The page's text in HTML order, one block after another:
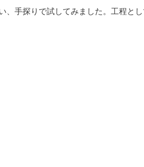
、手探りで試してみました。工程と